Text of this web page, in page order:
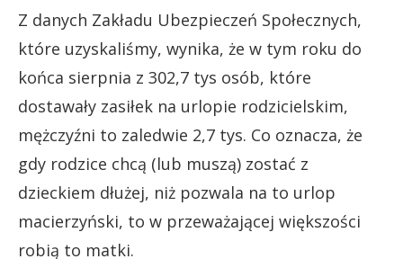
Z danych Zakładu Ubezpieczeń Społecznych,
które uzyskaliśmy, wynika, że w tym roku do
końca sierpnia z 302,7 tys osób, które
dostawały zasiłek na urlopie rodzicielskim,
mężczyźni to zaledwie 2,7 tys. Co oznacza, że
gdy rodzice chcą (lub muszą) zostać z
dzieckiem dłużej, niż pozwala na to urlop
macierzyński, to w przeważającej większości
robią to matki.